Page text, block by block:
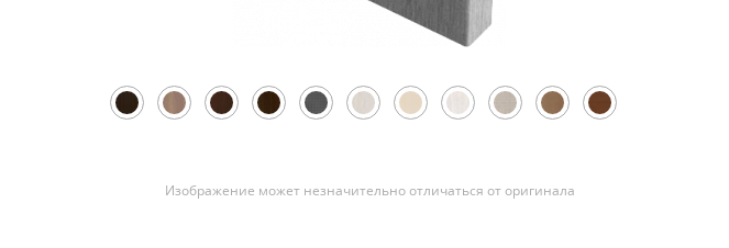
Изображение может незначительно отличаться от оригинала